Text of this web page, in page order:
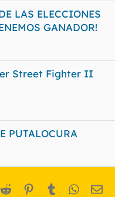
LAS ELECCIONES
GANADOR!
Street Fighter II
PUTALOCURA
Reddit Pinterest
Tumblr